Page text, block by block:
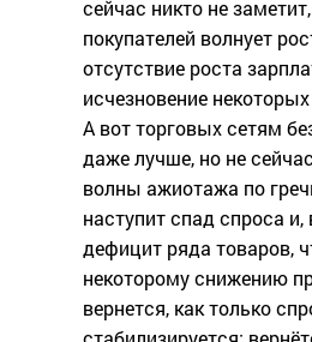
сейчас никто не
покупателей волнует
отсутствие роста
исчезновение
А вот торговых сетям
даже лучше, но не
волны ажиотажа по
наступит спад спроса
дефицит ряда товаров,
некоторому снижению
вернется, как только